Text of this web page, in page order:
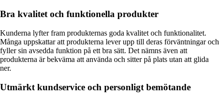
Bra kvalitet och funktionella produkter
Kunderna lyfter fram produkternas goda kvalitet och funktionalitet.
Många uppskattar att produkterna lever upp till deras förväntningar och
fyller sin avsedda funktion på ett bra sätt. Det nämns även att
produkterna är bekväma att använda och sitter på plats utan att glida
ner.
Utmärkt kundservice och personligt bemötande